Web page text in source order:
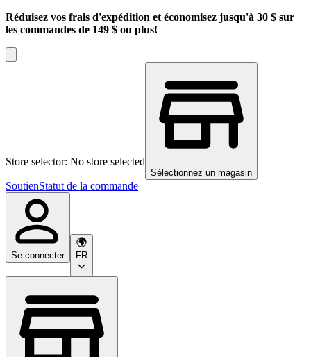
Réduisez vos frais d'expédition et économisez jusqu'à 30 $ sur
les commandes de 149 $ ou plus!
Store selector: No store selected
Sélectionnez un magasin
SoutienStatut de la commande
Se connecter FR